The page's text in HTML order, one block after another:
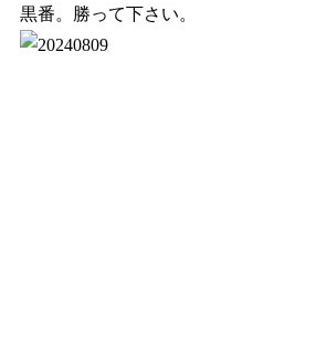
黒番。勝って下さい。